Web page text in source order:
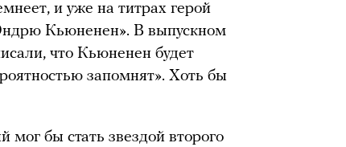
и уже на титрах герой
Кьюненен». В выпускном
что Кьюненен будет
запомнят». Хоть бы
бы стать звездой второго